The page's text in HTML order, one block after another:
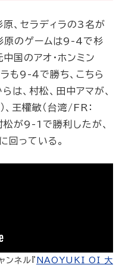
、セラディラの3名が
原のゲームは9-4で杉
国のアオ・ホンミン
も9-４で勝ち、こちら
、村松、田中アマが、
王權敏（台湾/FR：
が9-1で勝利したが、
っている。
ネル『 NAOYUKI OI 大